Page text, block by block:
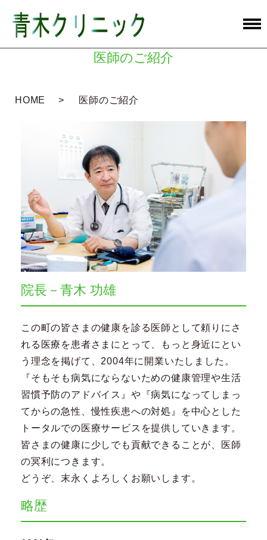
医師のご紹介
HOME 医師のご紹介
院長－青木 功雄
この町の皆さまの健康を診る医師として頼りにさ
れる医療を患者さまにとって、もっと身近にとい
う理念を掲げて、2004年に開業いたしました。
『そもそも病気にならないための健康管理や生活
習慣予防のアドバイス』や『病気になってしまっ
てからの急性、慢性疾患への対処』を中心とした
トータルでの医療サービスを提供していきます。
皆さまの健康に少しでも貢献できることが、医師
の冥利につきます。
どうぞ、末永くよろしくお願いします。
略歴